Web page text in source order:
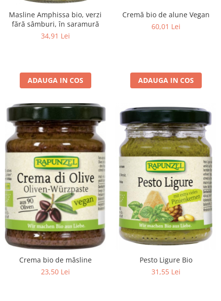
Masline Amphissa bio, verzi
fără sâmburi, în saramură
34,91 Lei
ADAUGA IN COS
Cremă bio de alune Vegan
60,01 Lei
ADAUGA IN COS
Crema bio de măsline
23,50 Lei
Pesto Ligure Bio
31,55 Lei